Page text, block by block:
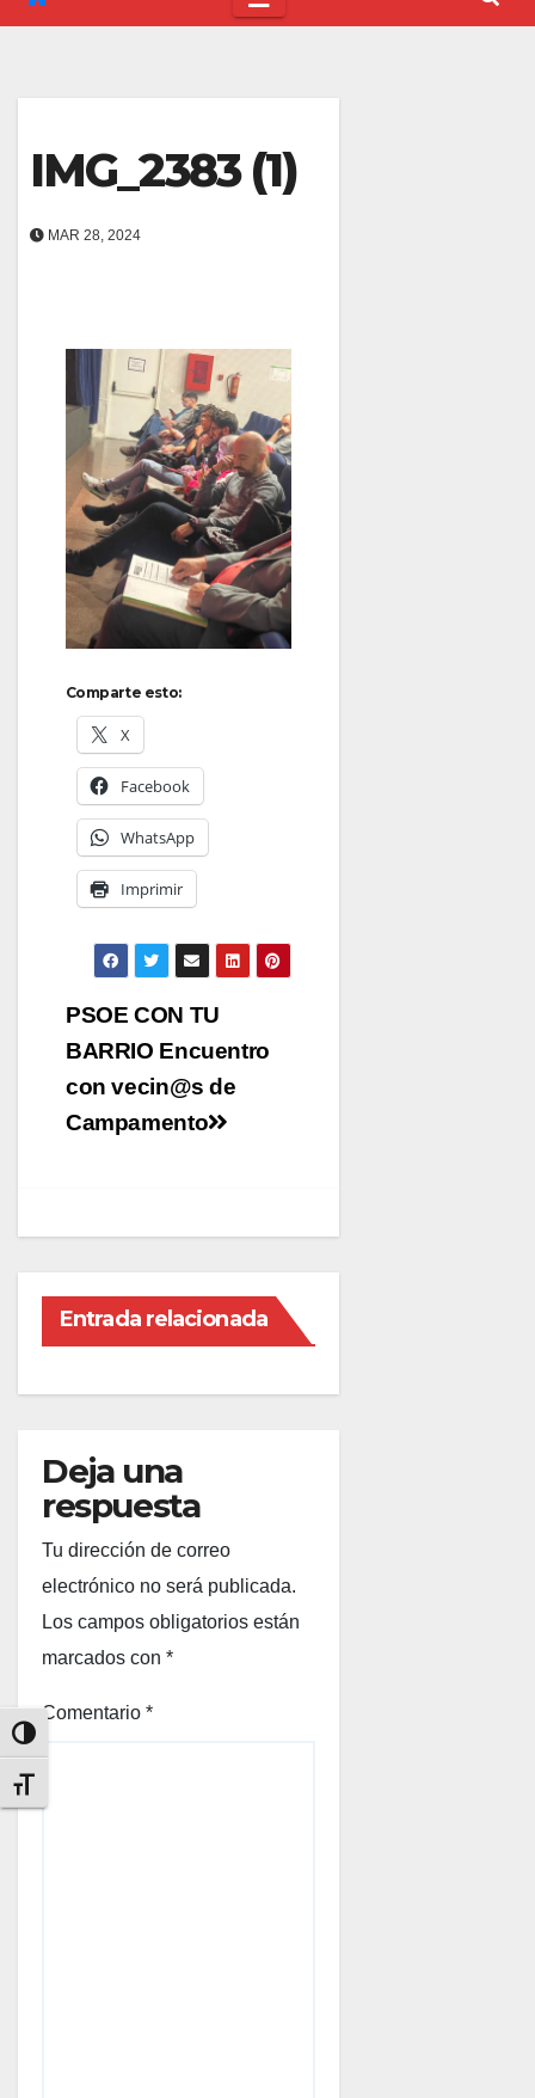
Alternar alto contraste
Alternar tamaño de letra
IMG_2383 (1)
MAR 28, 2024
Comparte esto:
X
Facebook
WhatsApp
Imprimir
Navegación
de
entradas
PSOE CON TU
BARRIO Encuentro
con vecin@s de
Campamento
Entrada relacionada
Deja una
respuesta
Tu dirección de correo
electrónico no será publicada.
Los campos obligatorios están
marcados con *
Comentario *